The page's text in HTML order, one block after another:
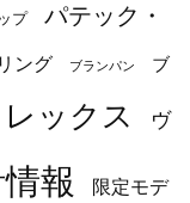
プ
パテック・
ング ブランパン ブ
レックス ヴ
報 限定モデ